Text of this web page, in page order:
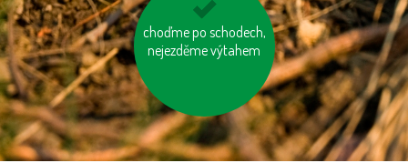
choďme po schodech,
nejezděme výtahem
vyhněme se
pangasům a